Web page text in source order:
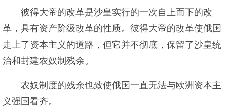
彼得大帝的改革是沙皇实行的一次自上而下的改
革，具有资产阶级改革的性质。彼得大帝的改革使俄国
走上了资本主义的道路，但它并不彻底，保留了沙皇统
治和封建农奴制残余。
农奴制度的残余也致使俄国一直无法与欧洲资本主
义强国看齐。